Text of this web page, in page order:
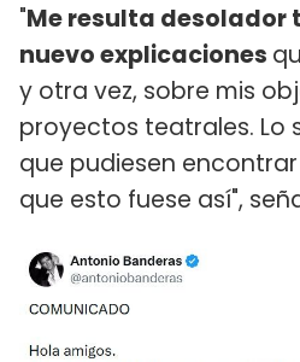
"Me resulta desolador
nuevo explicaciones
y otra vez, sobre mis
proyectos teatrales. Lo
que pudiesen
que esto fuese así",